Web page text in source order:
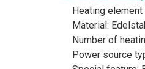
Heating
Material:
Number of
Power source